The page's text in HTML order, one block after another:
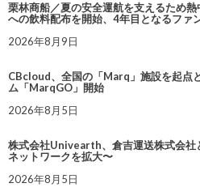
栗林商船／夏の安全運航を支えるため
への飲料配布を開始、4年目となるファ
2026年8月9日
CBcloud、全国の「Marq」施設を起点
ム「MarqGO」開始
2026年8月5日
株式会社Univearth、倉吉運送株式会社
ネットワークを拡大〜
2026年8月5日